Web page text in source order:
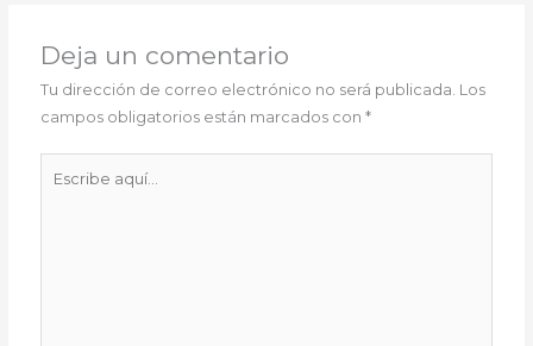
Deja un comentario
Tu dirección de correo electrónico no será publicada. Los
campos obligatorios están marcados con*